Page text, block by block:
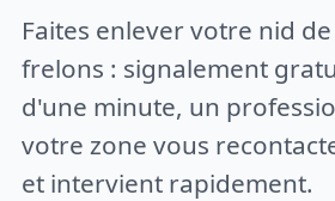
Faites enlever votre nid
frelons : signalement
d'une minute, un
votre zone vous
et intervient rapidement.